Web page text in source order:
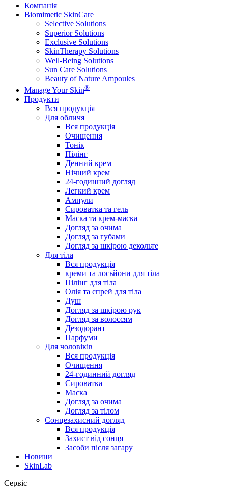
Компанія
Biomimetic SkinCare
Selective Solutions
Superior Solutions
Exclusive Solutions
SkinTherapy Solutions
Well-Being Solutions
Sun Care Solutions
Beauty of Nature Ampoules
Manage Your Skin®
Продукти
Вся продукція
Для обличя
Вся продукція
Очищення
Тонік
Пілінг
Денний крем
Нічний крем
24-годинний догляд
Легкий крем
Ампули
Сироватка та гель
Маска та крем-маска
Догляд за очима
Догляд за губами
Догляд за шкірою декольте
Для тіла
Вся продукція
креми та лосьйони для тіла
Пілінг для тіла
Олія та спрей для тіла
Душ
Догляд за шкірою рук
Догляд за волоссям
Дезодорант
Парфуми
Для чоловіків
Вся продукція
Очищення
24-годинний догляд
Сироватка
Маска
Догляд за очима
Догляд за тілом
Сонцезахисний догляд
Вся продукція
Захист від сонця
Засоби після загару
Новини
SkinLab
Сервіс